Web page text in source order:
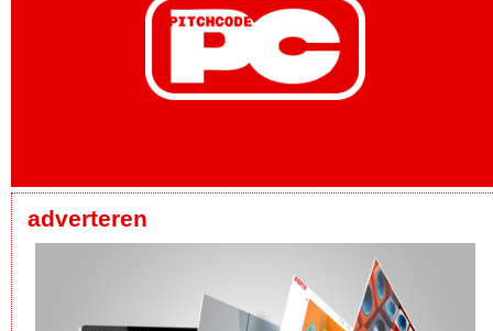
adverteren